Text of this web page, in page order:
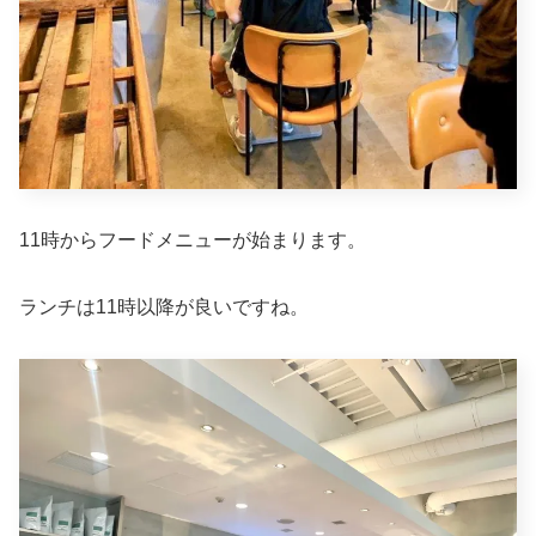
11時からフードメニューが始まります。
ランチは11時以降が良いですね。